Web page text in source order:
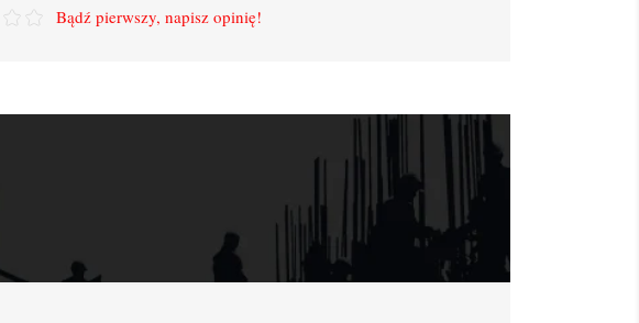
Bądź pierwszy, napisz opinię!